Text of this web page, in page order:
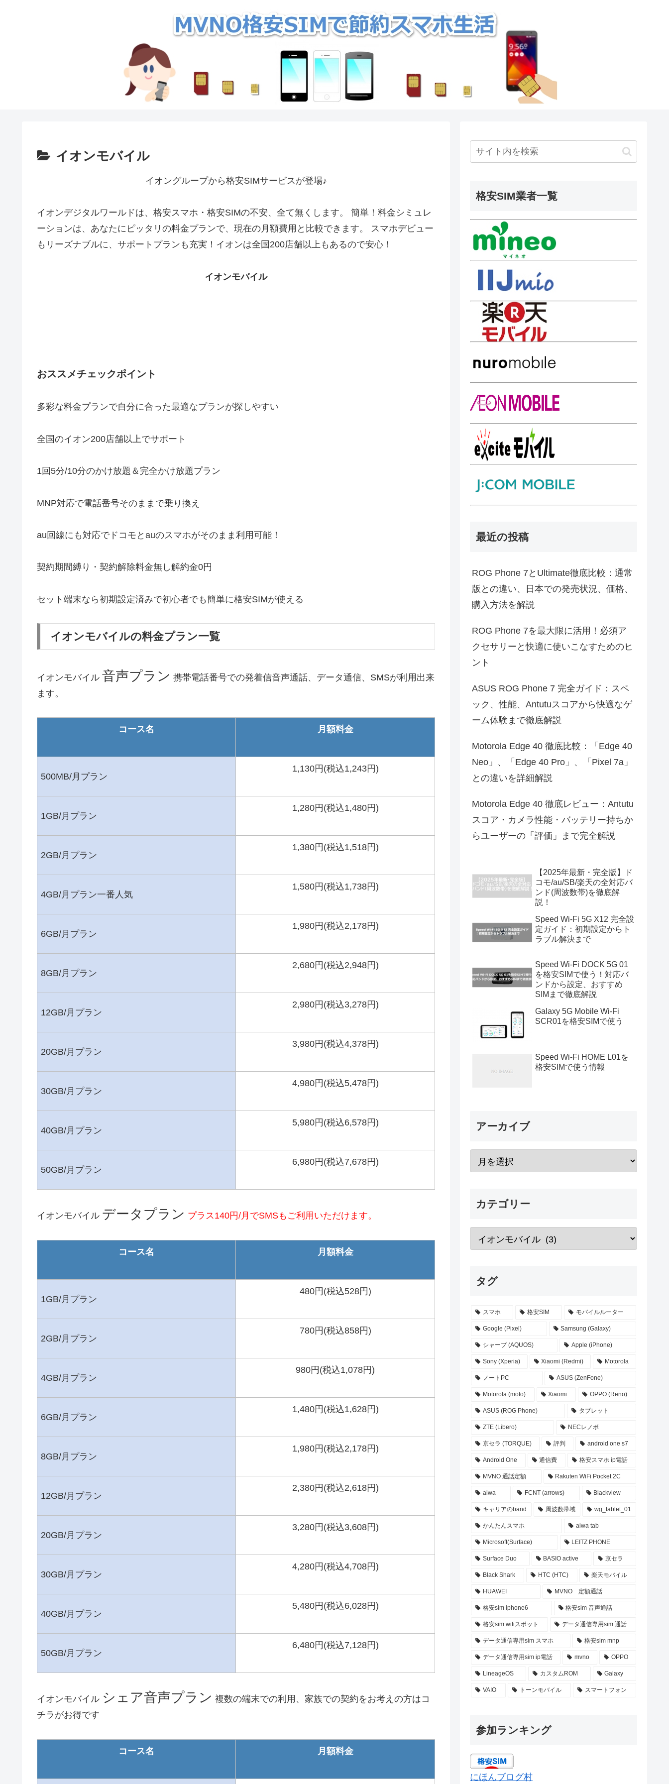
イオンモバイル
イオングループから格安SIMサービスが登場♪
イオンデジタルワールドは、格安スマホ・格安SIMの不安、全て無くします。 簡単！料金シミュレ
ーションは、あなたにピッタリの料金プランで、現在の月額費用と比較できます。 スマホデビュー
もリーズナブルに、サポートプランも充実！イオンは全国200店舗以上もあるので安心！
イオンモバイル
おススメチェックポイント
多彩な料金プランで自分に合った最適なプランが探しやすい
全国のイオン200店舗以上でサポート
1回5分/10分のかけ放題＆完全かけ放題プラン
MNP対応で電話番号そのままで乗り換え
au回線にも対応でドコモとauのスマホがそのまま利用可能！
契約期間縛り・契約解除料金無し解約金0円
セット端末なら初期設定済みで初心者でも簡単に格安SIMが使える
イオンモバイルの料金プラン一覧
イオンモバイル 音声プラン 携帯電話番号での発着信音声通話、データ通信、SMSが利用出来
ます。
コース名 月額料金
500MB/月プラン
1,130円(税込1,243円)
1GB/月プラン
1,280円(税込1,480円)
2GB/月プラン
1,380円(税込1,518円)
4GB/月プラン一番人気
1,580円(税込1,738円)
6GB/月プラン
1,980円(税込2,178円)
8GB/月プラン
2,680円(税込2,948円)
12GB/月プラン
2,980円(税込3,278円)
20GB/月プラン
3,980円(税込4,378円)
30GB/月プラン
4,980円(税込5,478円)
40GB/月プラン
5,980円(税込6,578円)
50GB/月プラン
6,980円(税込7,678円)
イオンモバイル データプラン プラス140円/月でSMSもご利用いただけます。
コース名 月額料金
1GB/月プラン
480円(税込528円)
2GB/月プラン
780円(税込858円)
4GB/月プラン
980円(税込1,078円)
6GB/月プラン
1,480円(税込1,628円)
8GB/月プラン
1,980円(税込2,178円)
12GB/月プラン
2,380円(税込2,618円)
20GB/月プラン
3,280円(税込3,608円)
30GB/月プラン
4,280円(税込4,708円)
40GB/月プラン
5,480円(税込6,028円)
50GB/月プラン
6,480円(税込7,128円)
イオンモバイル シェア音声プラン 複数の端末での利用、家族での契約をお考えの方はコ
チラがお得です
コース名 月額料金
格安SIM業者一覧
最近の投稿
ROG Phone 7とUltimate徹底比較：通常
版との違い、日本での発売状況、価格、
購入方法を解説
ROG Phone 7を最大限に活用！必須ア
クセサリーと快適に使いこなすためのヒ
ント
ASUS ROG Phone 7 完全ガイド：スペ
ック、性能、Antutuスコアから快適なゲ
ーム体験まで徹底解説
Motorola Edge 40 徹底比較：「Edge 40
Neo」、「Edge 40 Pro」、「Pixel 7a」
との違いを詳細解説
Motorola Edge 40 徹底レビュー：Antutu
スコア・カメラ性能・バッテリー持ちか
らユーザーの「評価」まで完全解説
【2025年最新・完全版】ド
コモ/au/SB/楽天の全対応バ
ンド(周波数帯)を徹底解
説！
Speed Wi-Fi 5G X12 完全設
定ガイド：初期設定からト
ラブル解決まで
Speed Wi-Fi DOCK 5G 01
を格安SIMで使う！対応バ
ンドから設定、おすすめ
SIMまで徹底解説
Galaxy 5G Mobile Wi-Fi
SCR01を格安SIMで使う
Speed Wi-Fi HOME L01を
格安SIMで使う情報
アーカイブ
カテゴリー
タグ
スマホ 格安SIM モバイルルーター
Google (Pixel) Samsung (Galaxy)
シャープ (AQUOS) Apple (iPhone)
Sony (Xperia) Xiaomi (Redmi) Motorola
ノートPC ASUS (ZenFone)
Motorola (moto) Xiaomi OPPO (Reno)
ASUS (ROG Phone) タブレット
ZTE (Libero) NECレノボ
京セラ (TORQUE) 評判 android one s7
Android One 通信費 格安スマホ ip電話
MVNO 通話定額 Rakuten WiFi Pocket 2C
aiwa FCNT (arrows) Blackview
キャリアのband 周波数帯域 wg_tablet_01
かんたんスマホ aiwa tab
Microsoft(Surface) LEITZ PHONE
Surface Duo BASIO active 京セラ
Black Shark HTC (HTC) 楽天モバイル
HUAWEI MVNO 定額通話
格安sim iphone6 格安sim 音声通話
格安sim wifiスポット データ通信専用sim 通話
データ通信専用sim スマホ 格安sim mnp
データ通信専用sim ip電話 mvno OPPO
LineageOS カスタムROM Galaxy
VAIO トーンモバイル スマートフォン
参加ランキング
にほんブログ村